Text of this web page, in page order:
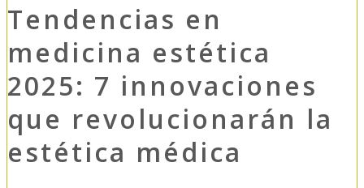
Tendencias en
medicina estética
2025: 7 innovaciones
que revolucionarán la
estética médica